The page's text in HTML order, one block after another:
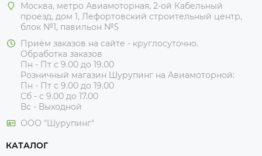
Москва, метро Авиамоторная, 2-ой Кабельный
проезд, дом 1, Лефортовский строительный центр,
блок №1, павильон №5
Приём заказов на сайте - круглосуточно.
Обработка заказов
Пн - Пт с 9.00 до 19.00
Розничный магазин Шурупинг на Авиамоторной:
Пн - Пт с 9.00 до 19.00
Сб - с 9.00 до 17.00
Вс - Выходной
ООО "Шурупинг"
КАТАЛОГ